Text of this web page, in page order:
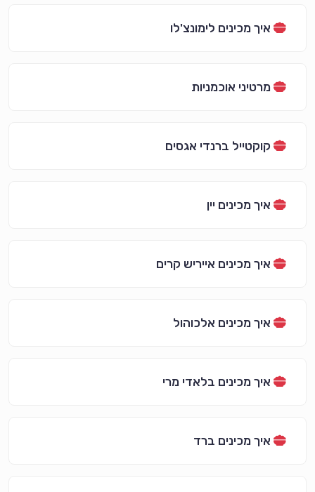
איך מכינים לימונצ'לו
מרטיני אוכמניות
קוקטייל ברנדי אגסים
איך מכינים יין
איך מכינים אייריש קרים
איך מכינים אלכוהול
איך מכינים בלאדי מרי
איך מכינים ברד